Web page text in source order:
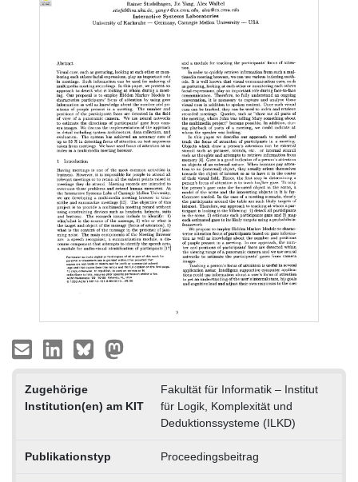
Zugehörige
Institution(en) am KIT
Fakultät für Informatik – Institut
für Logik, Komplexität und
Deduktionssysteme (ILKD)
Publikationstyp Proceedingsbeitrag